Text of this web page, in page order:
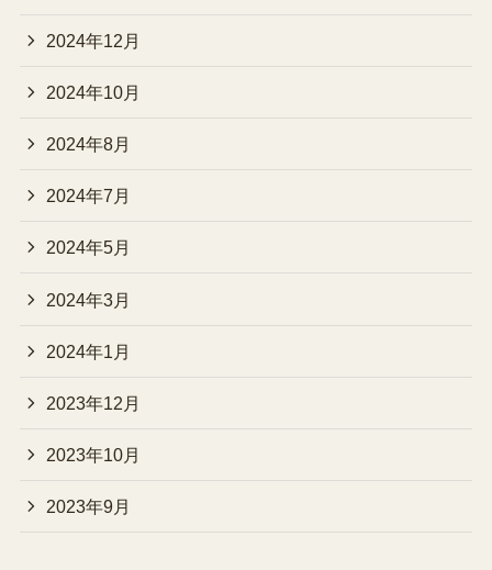
2024年12月
2024年10月
2024年8月
2024年7月
2024年5月
2024年3月
2024年1月
2023年12月
2023年10月
2023年9月